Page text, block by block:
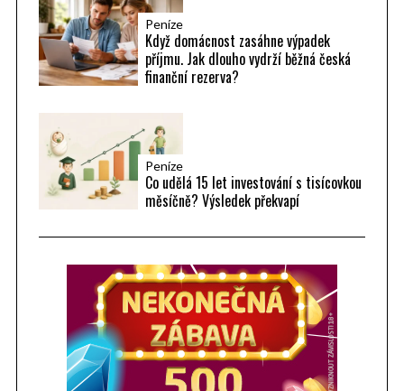
Peníze
Když domácnost zasáhne výpadek
příjmu. Jak dlouho vydrží běžná česká
finanční rezerva?
Peníze
Co udělá 15 let investování s tisícovkou
měsíčně? Výsledek překvapí